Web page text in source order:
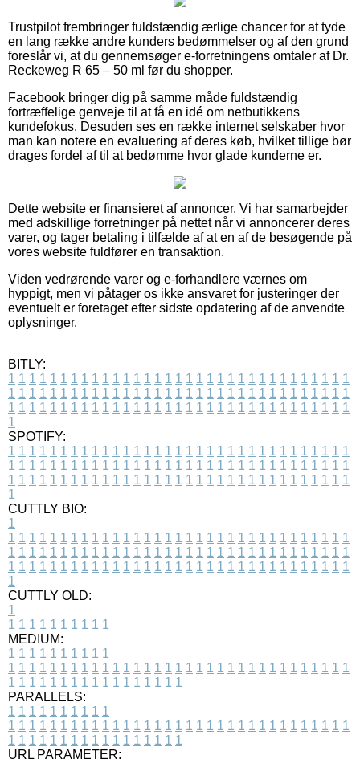
Trustpilot frembringer fuldstændig ærlige chancer for at tyde
en lang række andre kunders bedømmelser og af den grund
foreslår vi, at du gennemsøger e-forretningens omtaler af Dr.
Reckeweg R 65 – 50 ml før du shopper.
Facebook bringer dig på samme måde fuldstændig
fortræffelige genveje til at få en idé om netbutikkens
kundefokus. Desuden ses en række internet selskaber hvor
man kan notere en evaluering af deres køb, hvilket tillige bør
drages fordel af til at bedømme hvor glade kunderne er.
Dette website er finansieret af annoncer. Vi har samarbejder
med adskillige forretninger på nettet når vi annoncerer deres
varer, og tager betaling i tilfælde af at en af de besøgende på
vores website fuldfører en transaktion.
Viden vedrørende varer og e-forhandlere værnes om
hyppigt, men vi påtager os ikke ansvaret for justeringer der
eventuelt er foretaget efter sidste opdatering af de anvendte
oplysninger.
BITLY:
1 1 1 1 1 1 1 1 1 1 1 1 1 1 1 1 1 1 1 1 1 1 1 1 1 1 1 1 1 1 1 1 1
1 1 1 1 1 1 1 1 1 1 1 1 1 1 1 1 1 1 1 1 1 1 1 1 1 1 1 1 1 1 1 1 1
1 1 1 1 1 1 1 1 1 1 1 1 1 1 1 1 1 1 1 1 1 1 1 1 1 1 1 1 1 1 1 1 1
1
SPOTIFY:
1 1 1 1 1 1 1 1 1 1 1 1 1 1 1 1 1 1 1 1 1 1 1 1 1 1 1 1 1 1 1 1 1
1 1 1 1 1 1 1 1 1 1 1 1 1 1 1 1 1 1 1 1 1 1 1 1 1 1 1 1 1 1 1 1 1
1 1 1 1 1 1 1 1 1 1 1 1 1 1 1 1 1 1 1 1 1 1 1 1 1 1 1 1 1 1 1 1 1
1
CUTTLY BIO:
1
1 1 1 1 1 1 1 1 1 1 1 1 1 1 1 1 1 1 1 1 1 1 1 1 1 1 1 1 1 1 1 1 1
1 1 1 1 1 1 1 1 1 1 1 1 1 1 1 1 1 1 1 1 1 1 1 1 1 1 1 1 1 1 1 1 1
1 1 1 1 1 1 1 1 1 1 1 1 1 1 1 1 1 1 1 1 1 1 1 1 1 1 1 1 1 1 1 1 1
1
CUTTLY OLD:
1
1 1 1 1 1 1 1 1 1 1
MEDIUM:
1 1 1 1 1 1 1 1 1 1
1 1 1 1 1 1 1 1 1 1 1 1 1 1 1 1 1 1 1 1 1 1 1 1 1 1 1 1 1 1 1 1 1
1 1 1 1 1 1 1 1 1 1 1 1 1 1 1 1 1
PARALLELS:
1 1 1 1 1 1 1 1 1 1
1 1 1 1 1 1 1 1 1 1 1 1 1 1 1 1 1 1 1 1 1 1 1 1 1 1 1 1 1 1 1 1 1
1 1 1 1 1 1 1 1 1 1 1 1 1 1 1 1 1
URL PARAMETER: